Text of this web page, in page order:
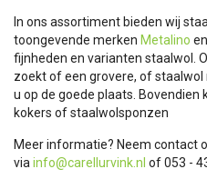
In ons assortiment bieden wij
toongevende merken Metalino en
fijnheden en varianten staalwol.
zoekt of een grovere, of
u op de goede plaats. Bovendien
kokers of staalwolsponzen
Meer informatie? Neem contact
via info@carellurvink.nl of 053 -